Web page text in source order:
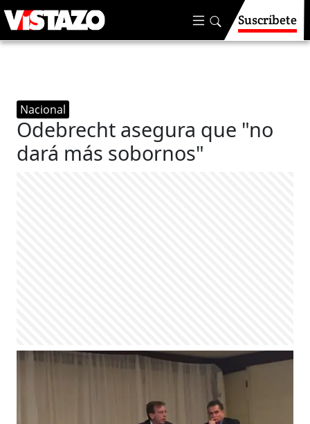
Suscríbete
Nacional
Odebrecht asegura que "no
dará más sobornos"